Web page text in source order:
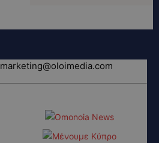
marketing@oloimedia.com